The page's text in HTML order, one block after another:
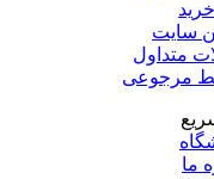
سایت
متداول
مرجوعی
ما